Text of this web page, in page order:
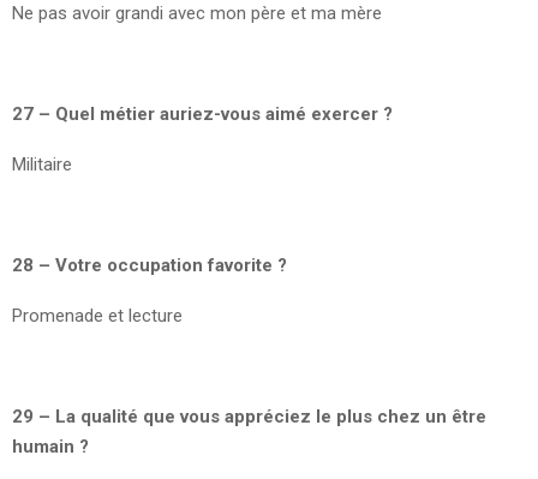
Ne pas avoir grandi avec mon père et ma mère
27 – Quel métier auriez-vous aimé exercer ?
Militaire
28 – Votre occupation favorite ?
Promenade et lecture
29 – La qualité que vous appréciez le plus chez un être
humain ?